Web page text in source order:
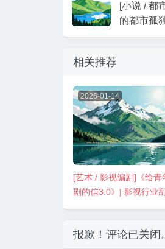
[小说 / 都
的都市孤
相关推荐
2026-01-14
[艺术 / 影视编剧]《给青
剧的信3.0》| 影视行业乱
报歉！评论已关闭。